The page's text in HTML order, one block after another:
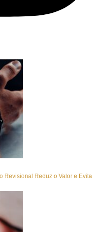
Revisional Reduz o Valor e Evita